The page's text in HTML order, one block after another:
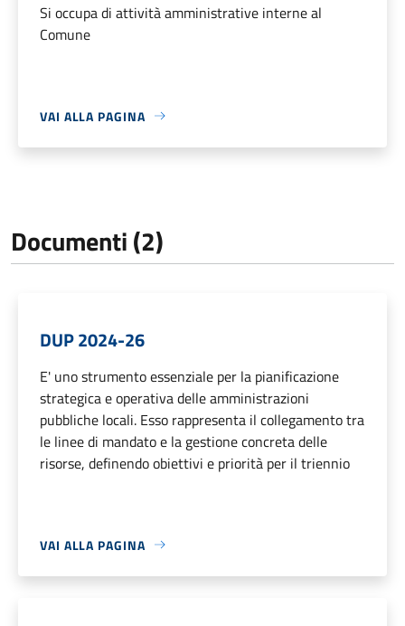
Si occupa di attività amministrative interne al
Comune
VAI ALLA PAGINA
Documenti (2)
DUP 2024-26
E' uno strumento essenziale per la pianificazione
strategica e operativa delle amministrazioni
pubbliche locali. Esso rappresenta il collegamento tra
le linee di mandato e la gestione concreta delle
risorse, definendo obiettivi e priorità per il triennio
VAI ALLA PAGINA